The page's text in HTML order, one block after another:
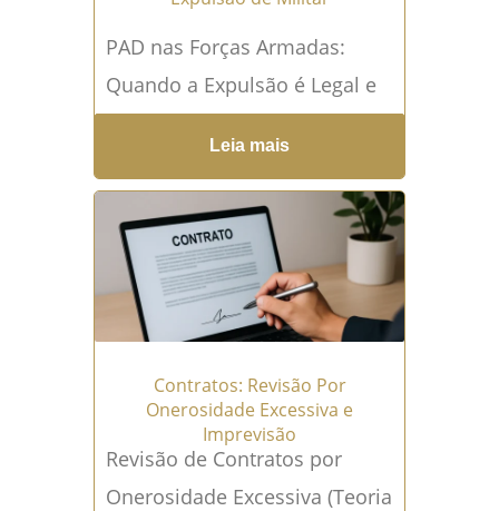
PAD nas Forças Armadas:
Quando a Expulsão é Legal e
Como se Defender Nenhum
militar entra para as Forças
Armadas pensando que...Leia
mais →
Leia mais
Contratos: Revisão Por
Onerosidade Excessiva e
Imprevisão
Revisão de Contratos por
Onerosidade Excessiva (Teoria